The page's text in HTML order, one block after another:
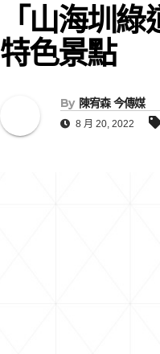
「山海圳
特色景點
By 陳宥森 今傳媒
8 月 20, 2022